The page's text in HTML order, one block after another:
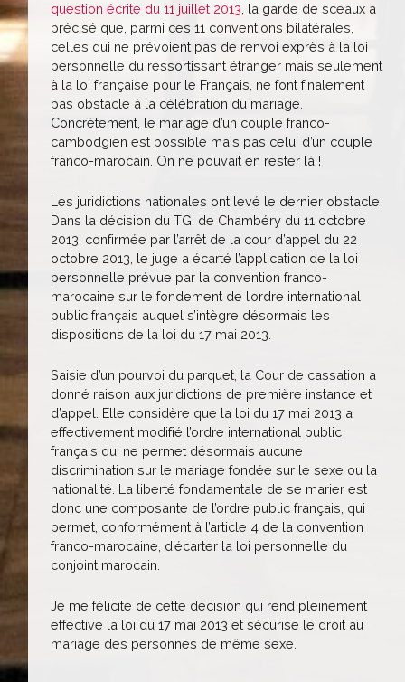
question écrite du 11 juillet 2013 , la garde de sceaux a
précisé que, parmi ces 11 conventions bilatérales,
celles qui ne prévoient pas de renvoi exprès à la loi
personnelle du ressortissant étranger mais seulement
à la loi française pour le Français, ne font finalement
pas obstacle à la célébration du mariage.
Concrètement, le mariage d’un couple franco-
cambodgien est possible mais pas celui d’un couple
franco-marocain. On ne pouvait en rester là !
Les juridictions nationales ont levé le dernier obstacle.
Dans la décision du TGI de Chambéry du 11 octobre
2013, confirmée par l’arrêt de la cour d’appel du 22
octobre 2013, le juge a écarté l’application de la loi
personnelle prévue par la convention franco-
marocaine sur le fondement de l’ordre international
public français auquel s’intègre désormais les
dispositions de la loi du 17 mai 2013.
Saisie d’un pourvoi du parquet, la Cour de cassation a
donné raison aux juridictions de première instance et
d’appel. Elle considère que la loi du 17 mai 2013 a
effectivement modifié l’ordre international public
français qui ne permet désormais aucune
discrimination sur le mariage fondée sur le sexe ou la
nationalité. La liberté fondamentale de se marier est
donc une composante de l’ordre public français, qui
permet, conformément à l’article 4 de la convention
franco-marocaine, d’écarter la loi personnelle du
conjoint marocain.
Je me félicite de cette décision qui rend pleinement
effective la loi du 17 mai 2013 et sécurise le droit au
mariage des personnes de même sexe.